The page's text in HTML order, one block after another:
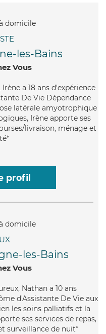
les-Bains
Vous
a 18 ans d'expérience
De Vie Dépendance
latérale amyotrophique
Irène apporte ses
livraison, ménage et
profil
les-Bains
Vous
Nathan a 10 ans
d'Assistante De Vie aux
les soins palliatifs et la
ses services de repas,
surveillance de nuit*